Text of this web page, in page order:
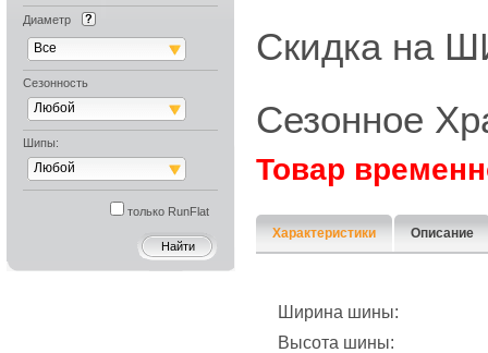
Диаметр
Все
Сезонность
Любой
Шипы:
Любой
только RunFlat
Скидка на
Сезонное
Товар
Характеристики Описание
Ширина шины:
Высота шины: